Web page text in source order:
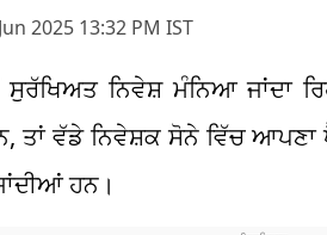
2025 13:32 PM IST
ਨਿਵੇਸ਼ ਮੰਨਿਆ ਜਾਂਦਾ
ਤਾਂ ਵੱਡੇ ਨਿਵੇਸ਼ਕ ਸੋਨੇ ਵਿੱਚ
ਹਨ।